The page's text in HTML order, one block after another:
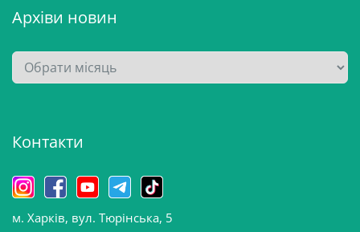
Архіви новин
А
р
в
н
о
в
Контакти
м. Харків, вул. Тюрінська, 5